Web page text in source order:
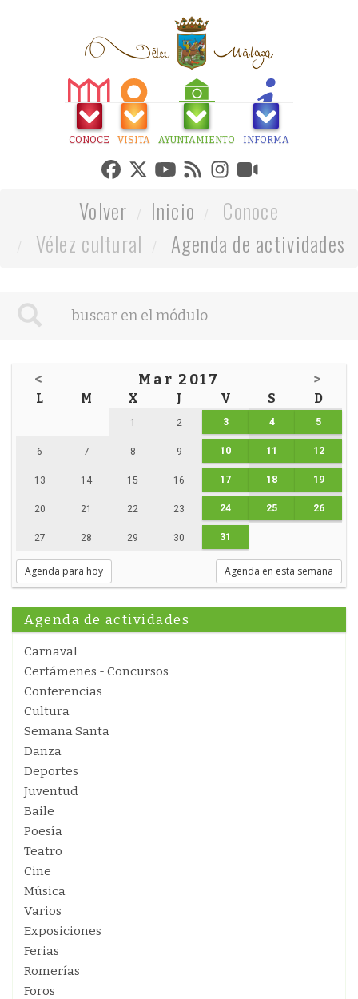
CONOCE VISITA AYUNTAMIENTO INFORMA
Volver Inicio
Conoce
Vélez cultural
Agenda de actividades
< Mar 2017 >
L M X J V S D
1 2 3 4 5
6 7 8 9 10 11 12
13 14 15 16 17 18 19
20 21 22 23 24 25 26
27 28 29 30 31
Agenda para hoy Agenda en esta semana
Agenda de actividades
Carnaval
Certámenes - Concursos
Conferencias
Cultura
Semana Santa
Danza
Deportes
Juventud
Baile
Poesía
Teatro
Cine
Música
Varios
Exposiciones
Ferias
Romerías
Foros